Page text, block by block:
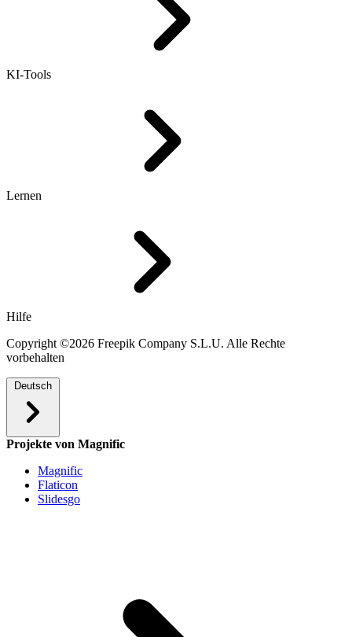
KI-Tools
Lernen
Hilfe
Copyright ©2026 Freepik Company S.L.U. Alle Rechte
vorbehalten
Deutsch
Projekte von Magnific
Magnific
Flaticon
Slidesgo